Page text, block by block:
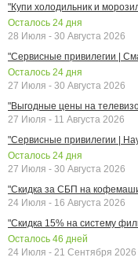
"Купи холодильник и
Осталось 24 дня
28 Июля - 30 Августа 2026
"Сервисные привилегии |
Осталось 24 дня
27 Июля - 30 Августа 2026
"Выгодные цены на
27 Июля - 11 Августа 2026
"Сервисные привилегии |
Осталось 24 дня
27 Июля - 30 Августа 2026
"Скидка за СБП на
24 Июля - 16 Августа 2026
"Скидка 15% на систему
Осталось 46 дней
24 Июля - 21 Сентября 2026